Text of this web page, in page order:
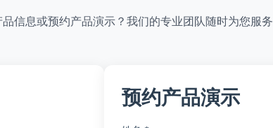
信息或预约产品演示？我们的专业团队随时为您服务
预约产品演示